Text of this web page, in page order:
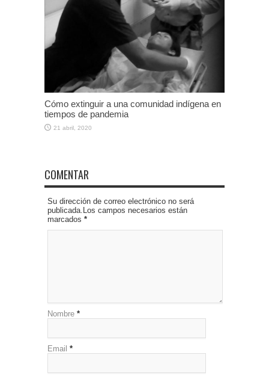
Cómo extinguir a una comunidad indígena en
tiempos de pandemia
21 abril, 2020
COMENTAR
Su dirección de correo electrónico no será
publicada.Los campos necesarios están
marcados *
Nombre *
Email *